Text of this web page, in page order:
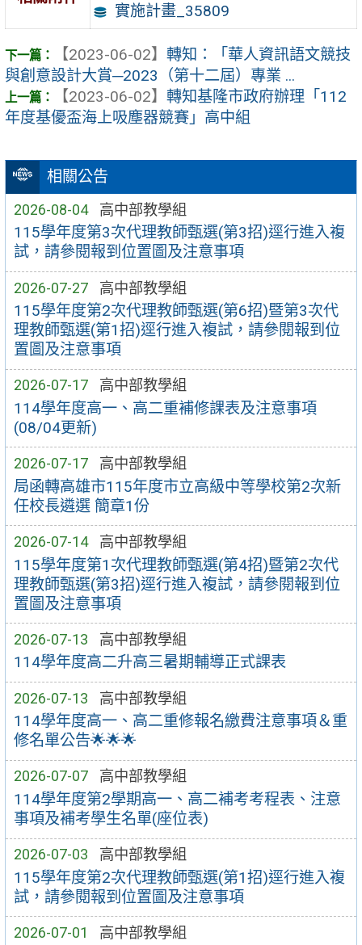
相關公告
2026-08-04 高中部教學組
115學年度第3次代理教師甄選(第3招)逕行進入複
試，請參閱報到位置圖及注意事項
2026-07-27 高中部教學組
115學年度第2次代理教師甄選(第6招)暨第3次代
理教師甄選(第1招)逕行進入複試，請參閱報到位
置圖及注意事項
2026-07-17 高中部教學組
114學年度高一、高二重補修課表及注意事項
(08/04更新)
2026-07-17 高中部教學組
局函轉高雄市115年度市立高級中等學校第2次新
任校長遴選 簡章1份
2026-07-14 高中部教學組
115學年度第1次代理教師甄選(第4招)暨第2次代
理教師甄選(第3招)逕行進入複試，請參閱報到位
置圖及注意事項
2026-07-13 高中部教學組
114學年度高二升高三暑期輔導正式課表
2026-07-13 高中部教學組
114學年度高一、高二重修報名繳費注意事項＆重
修名單公告🌟🌟🌟
2026-07-07 高中部教學組
114學年度第2學期高一、高二補考考程表、注意
事項及補考學生名單(座位表)
2026-07-03 高中部教學組
115學年度第2次代理教師甄選(第1招)逕行進入複
試，請參閱報到位置圖及注意事項
2026-07-01 高中部教學組
實施計畫_35809
【2023-06-02】 轉知：「華人資訊語文競技
與創意設計大賞─2023（第十二屆）專業 ...
【2023-06-02】 轉知基隆市政府辦理「112
年度基優盃海上吸塵器競賽」高中組